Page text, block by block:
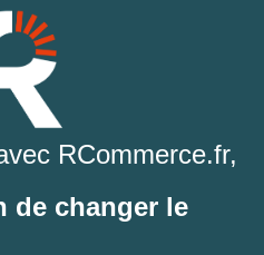
RCommerce.fr,
de changer le